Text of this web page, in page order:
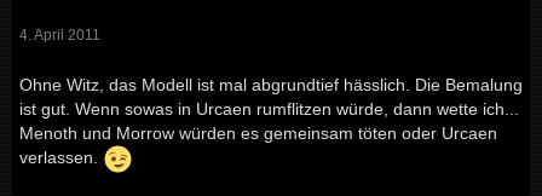
4. April 2011
Ohne Witz, das Modell ist mal abgrundtief hässlich. Die Bemalung
ist gut. Wenn sowas in Urcaen rumflitzen würde, dann wette ich...
Menoth und Morrow würden es gemeinsam töten oder Urcaen
verlassen.